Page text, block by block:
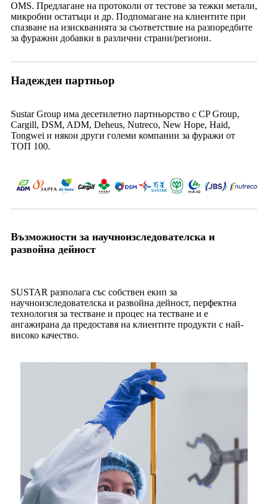
OMS. Предлагане на протоколи от тестове за тежки метали,
микробни остатъци и др. Подпомагане на клиентите при
спазване на изискванията за съответствие на разпоредбите
за фуражни добавки в различни страни/региони.
Надежден партньор
Sustar Group има десетилетно партньорство с CP Group,
Cargill, DSM, ADM, Deheus, Nutreco, New Hope, Haid,
Tongwei и някои други големи компании за фуражи от
ТОП 100.
Възможности за научноизследователска и
развойна дейност
SUSTAR разполага със собствен екип за
научноизследователска и развойна дейност, перфектна
технология за тестване и процес на тестване и е
ангажирана да предоставя на клиентите продукти с най-
високо качество.